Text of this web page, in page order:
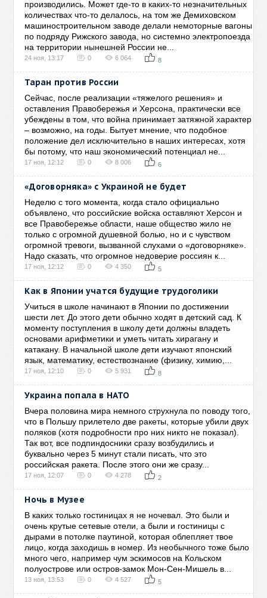
производились. Может где-то в каких-то незначительных
количествах что-то делалось, на том же Демиховском
машиностроительном заводе делали немоторные вагоны
по подряду Рижского завода, но системно электропоезда
на территории нынешней России не...
24 ноя, 13:17 0 6 064 8
Таран против России
Сейчас, после реализации «тяжелого решения» и
оставления Правобережья и Херсона, практически все
убеждены в том, что война принимает затяжной характер
– возможно, на годы. Бытует мнение, что подобное
положение дел исключительно в наших интересах, хотя
бы потому, что наш экономический потенциал не...
17 ноя, 12:12 0 8 006 6
«Договорняка» с Украиной не будет
Неделю с того момента, когда стало официально
объявлено, что российские войска оставляют Херсон и
все Правобережье области, наше общество жило не
только с огромной душевной болью, но и с чувством
огромной тревоги, вызванной слухами о «договорняке».
Надо сказать, что огромное недоверие россиян к...
17 ноя, 12:12 0 4 350 5
Как в Японии учатся будущие трудоголики
Учиться в школе начинают в Японии по достижении
шести лет. До этого дети обычно ходят в детский сад. К
моменту поступления в школу дети должны владеть
основами арифметики и уметь читать хирагану и
катакану. В начальной школе дети изучают японский
язык, математику, естествознание (физику, химию,...
17 ноя, 12:10 0 5 931 8
Украина попала в НАТО
Вчера половина мира немного струхнула по поводу того,
что в Польшу прилетело две ракеты, которые убили двух
поляков (хотя подробности про них никто не показал).
Так вот, все подпиндосники сразу возбудились и
буквально через 5 минут стали писать, что это
российская ракета. После этого они же сразу...
17 ноя, 12:07 0 4 278 2
Ночь в Музее
В каких только гостиницах я не ночевал. Это были и
очень крутые сетевые отели, а были и гостиницы с
дырами в потолке паутиной, которая облепляет твое
лицо, когда заходишь в номер. Из необычного тоже было
много чего, например чум эскимосов на Кольском
полуострове или остров-замок Мон-Сен-Мишель в...
13 ноя, 13:53 0 4 527 5